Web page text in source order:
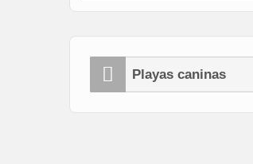
Playas caninas